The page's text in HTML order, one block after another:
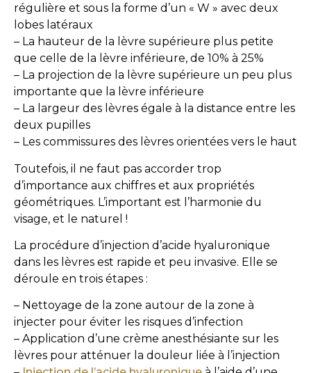
régulière et sous la forme d’un « W » avec deux
lobes latéraux
– La hauteur de la lèvre supérieure plus petite
que celle de la lèvre inférieure, de 10% à 25%
– La projection de la lèvre supérieure un peu plus
importante que la lèvre inférieure
– La largeur des lèvres égale à la distance entre les
deux pupilles
– Les commissures des lèvres orientées vers le haut
Toutefois, il ne faut pas accorder trop
d’importance aux chiffres et aux propriétés
géométriques. L’important est l’harmonie du
visage, et le naturel !
La procédure d’injection d’acide hyaluronique
dans les lèvres est rapide et peu invasive. Elle se
déroule en trois étapes :
– Nettoyage de la zone autour de la zone à
injecter pour éviter les risques d’infection
– Application d’une crème anesthésiante sur les
lèvres pour atténuer la douleur liée à l’injection